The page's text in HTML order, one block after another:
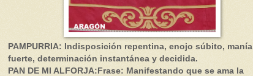
PAMPURRIA: Indisposición repentina, enojo súbito, manía
fuerte, determinación instantánea y decidida.
PAN DE MI ALFORJA:Frase: Manifestando que se ama la